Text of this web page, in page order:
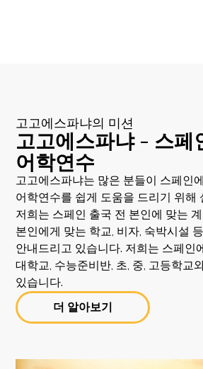
고고에스파냐의 미션
고고에스파냐 - 스페
어학연수
고고에스파냐는 많은 분들이 스페인
어학연수를 쉽게 도움을 드리기 위해
저희는 스페인 출국 전 본인에 맞는
본인에게 맞는 학교, 비자, 숙박시설
안내드리고 있습니다. 저희는 스페인
대학교, 수능준비반, 초, 중, 고등학교
있습니다.
더 알아보기